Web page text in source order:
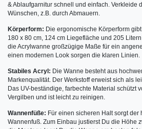
& Ablaufgarnitur schnell und einfach. Verkleide
Wünschen, z.B. durch Abmauern.
Körperform: Die ergonomische Körperform
180 x 80 cm, 124 cm Liegefläche und 205
die Acrylwanne großzügige Maße für ein
einen modernen Look sorgen die klaren Linien.
Stabiles Acryl: Die Wanne besteht aus
Markenqualität. Der Werkstoff erweist sich als
Das UV-beständige, farbechte Material schützt
Vergilben und ist leicht zu reinigen.
Wannenfüße: Für einen sicheren Halt sorgt der
Wannenfuß. Zum Einbau justierst Du die Höhe